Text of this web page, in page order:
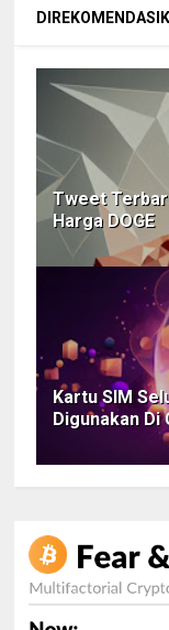
Tweet
Harga DOGE
Kartu SIM
Digunakan Di